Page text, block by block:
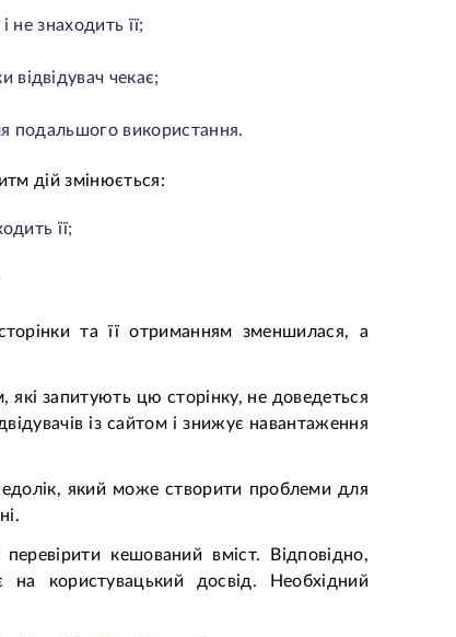
не знаходить її;
чекає;
подальшого використання.
дій змінюється:
її;
та її отриманням зменшилася, а
які запитують цю сторінку, не доведеться
із сайтом і знижує навантаження
який може створити проблеми для
кешований вміст. Відповідно,
на користувацький досвід. Необхідний